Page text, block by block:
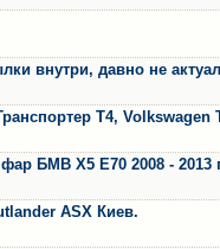
внутри, давно не
Т4, Volkswagen
БМВ Х5 Е70 2008 - 2013
ASX Киев.